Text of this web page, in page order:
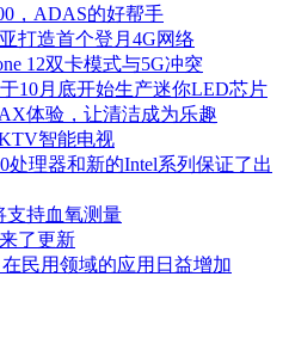
，ADAS的好帮手
打造首个登月4G网络
12双卡模式与5G冲突
10月底开始生产迷你LED芯片
体验，让清洁成为乐趣
智能电视
处理器和新的Intel系列保证了出
支持血氧测量
了更新
民用领域的应用日益增加